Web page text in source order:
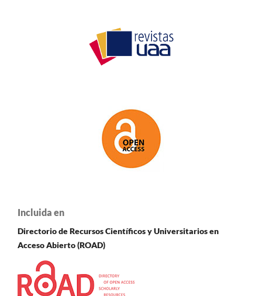
Incluida en
Directorio de Recursos Científicos y Universitarios en
Acceso Abierto (ROAD)